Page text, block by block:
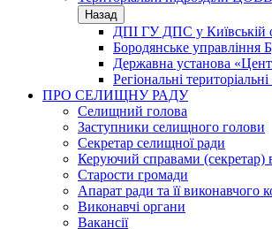
Назад
ДПІ ГУ ДПС у Київській
Бородянське управління
Державна установа
Регіональні
ПРО СЕЛИЩНУ РАДУ
Селищний голова
Заступники селищного голови
Секретар селищної ради
Керуючий справами (секретар)
Старости громади
Апарат ради та її виконавчого
Виконавчі органи
Вакансії